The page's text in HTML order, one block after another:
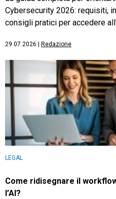
Cybersecurity 2026: requisiti,
consigli pratici per accedere
29.07.2026 Redazione
LEGAL
Come ridisegnare il
l’AI?